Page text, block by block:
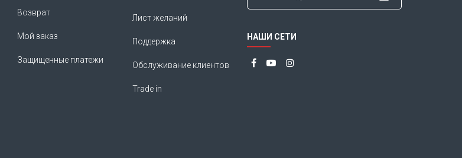
Возврат
Мой заказ
Защищенные платежи
Лист желаний
Поддержка
Обслуживание клиентов
Trade in
НАШИ СЕТИ